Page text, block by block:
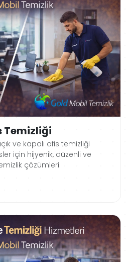
Temizliği
ve kapalı ofis temizliği
için hijyenik, düzenli ve
çözümleri.